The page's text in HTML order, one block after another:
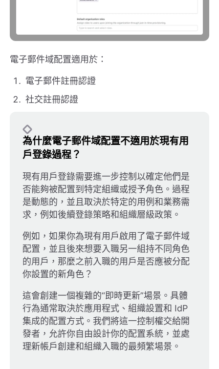
電子郵件域配置適用於：
電子郵件註冊認證
社交註冊認證
為什麼電子郵件域配置不適用於現有用
戶登錄過程？
現有用戶登錄需要進一步控制以確定他們是
否能夠被配置到特定組織或授予角色。過程
是動態的，並且取決於特定的用例和業務需
求，例如後續登錄策略和組織層級政策。
例如，如果你為現有用戶啟用了電子郵件域
配置，並且後來想要入職另一組持不同角色
的用戶，那麼之前入職的用戶是否應被分配
你設置的新角色？
這會創建一個複雜的“即時更新”場景。具體
行為通常取決於應用程式、組織設置和 IdP
集成的配置方式。我們將這一控制權交給開
發者，允許你自由設計你的配置系統，並處
理新帳戶創建和組織入職的最頻繁場景。